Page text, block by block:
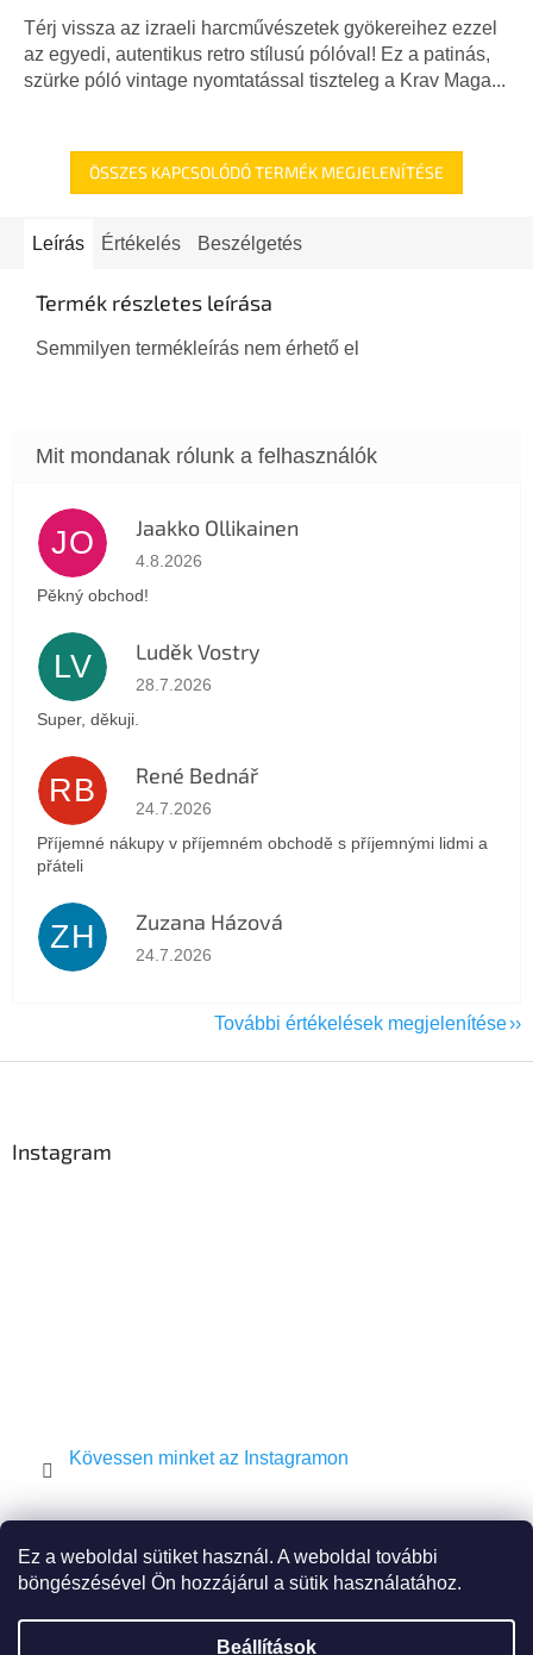
Ez a weboldal sütiket használ. A weboldal további
böngészésével Ön hozzájárul a sütik használatához.
Beállítások
Térj vissza az izraeli harcművészetek gyökereihez ezzel
az egyedi, autentikus retro stílusú pólóval! Ez a patinás,
szürke póló vintage nyomtatással tiszteleg a Krav Maga...
ÖSSZES KAPCSOLÓDÓ TERMÉK MEGJELENÍTÉSE
Leírás Értékelés Beszélgetés
Termék részletes leírása
Semmilyen termékleírás nem érhető el
JO Jaakko Ollikainen
Az áruház értékelése 5-ből 5 csillag.
4.8.2026
Pěkný obchod!
LV Luděk Vostry
Az áruház értékelése 5-ből 5 csillag.
28.7.2026
Super, děkuji.
RB René Bednář
Az áruház értékelése 5-ből 5 csillag.
24.7.2026
Příjemné nákupy v příjemném obchodě s příjemnými lidmi a
přáteli
ZH Zuzana Házová
Az áruház értékelése 5-ből 5 csillag.
24.7.2026
További értékelések megjelenítése
Instagram
Kövessen minket az Instagramon
Shoptet készítette